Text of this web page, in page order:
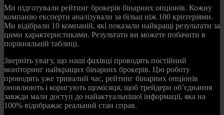
Ми підготували рейтинг брокерів бінарних опціонів. Кожну
компанію експерти аналізували за більш ніж 100 критеріями.
Ми відібрали 10 компаній, які показали найкращі результати за
цими характеристиками. Результати ви можете побачити в
порівняльній таблиці.
Зверніть увагу, що наші фахівці проводять постійний
моніторинг найкращих бінарних брокерів. Цю роботу
проводять уже тривалий час, рейтинг бінарних опціонів
оновлюють і коригують щомісяця, щоб трейдери об’єднання
завжди мали доступ до найактуальнішої інформації, яка на
100% відображає реальний стан справ.